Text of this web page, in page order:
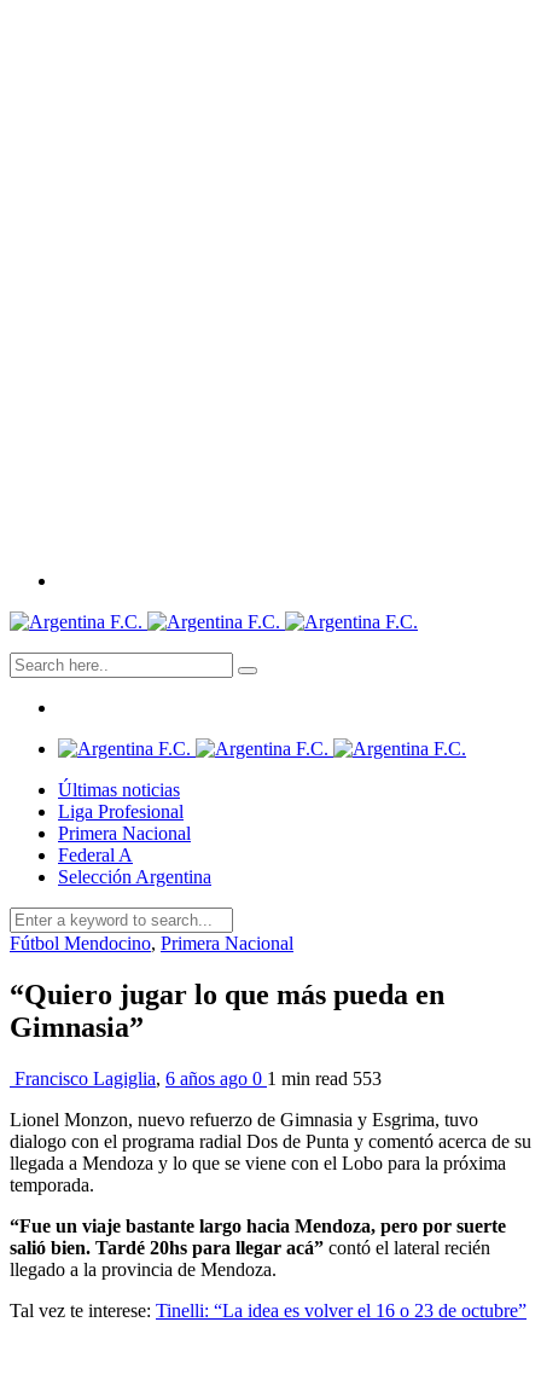
Últimas noticias
Liga Profesional
Primera Nacional
Federal A
Selección Argentina
Fútbol Mendocino, Primera Nacional
“Quiero jugar lo que más pueda en
Gimnasia”
Francisco Lagiglia, 6 años ago 0 1 min read 553
Lionel Monzon, nuevo refuerzo de Gimnasia y Esgrima, tuvo
dialogo con el programa radial Dos de Punta y comentó acerca de su
llegada a Mendoza y lo que se viene con el Lobo para la próxima
temporada.
“Fue un viaje bastante largo hacia Mendoza, pero por suerte
salió bien. Tardé 20hs para llegar acá” contó el lateral recién
llegado a la provincia de Mendoza.
Tal vez te interese: Tinelli: “La idea es volver el 16 o 23 de octubre”